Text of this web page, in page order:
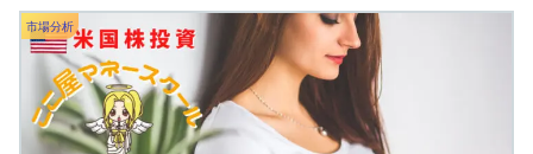
市場分析